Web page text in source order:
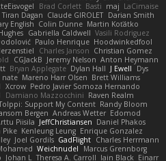
Brad Corlett Basti maj LaCimaise
Tiran Dagan Claude GIROLET Darian Smith
English Colin Dunne Martin Koťátko
Gabriella Caldwell Vasili Rodriguez
Paulo Henrique Hoodwinkedfool
Charles Janson Christian Gomez
CGJackB Jeremy Nelson Anton Heymann
Bryan Applegate Dylan Hall J Ewell
Dys
nate Mareno Harr Olsen Brett Williams
Xcrow Pedro Javier Somoza Hernando
Damiano Mazzocchini Raven Realm
Support My Content Randy Bloom
Bergen Andreas Wetter Edomod
Piisila JeffChristiansen Daniel Phakos
Pike Kenleung Leung Enrique Gonzalez
Joel Gordils GadFlight Charles Herrmann
Weichnudel
Marcus Grennborg
Johan L Theresa A. Carroll Iain Black Einarr